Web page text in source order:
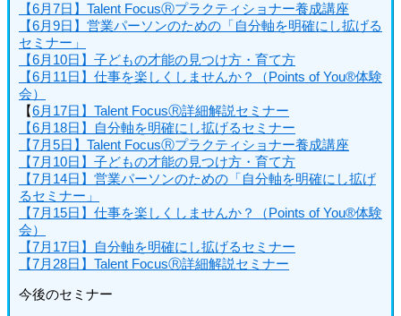
【6月7日】Talent FocusⓇプラクティショナー養成講座
【6月9日】営業パーソンのための「自分軸を明確にし拡げる
セミナー」
【6月10日】子どもの才能の見つけ方・育て方
【6月11日】仕事を楽しくしませんか？（Points of You®体験
会）
【6月17日】Talent FocusⓇ詳細解説セミナー
【6月18日】自分軸を明確にし拡げるセミナー
【7月5日】Talent FocusⓇプラクティショナー養成講座
【7月10日】子どもの才能の見つけ方・育て方
【7月14日】営業パーソンのための「自分軸を明確にし拡げ
るセミナー」
【7月15日】仕事を楽しくしませんか？（Points of You®体験
会）
【7月17日】自分軸を明確にし拡げるセミナー
【7月28日】Talent FocusⓇ詳細解説セミナー
今後のセミナー